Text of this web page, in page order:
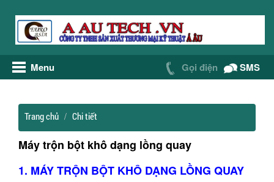
Menu Gọi điện SMS
Trang chủ Chi tiết
Máy trộn bột khô dạng lồng quay
1. MÁY TRỘN BỘT KHÔ DẠNG LỒNG QUAY